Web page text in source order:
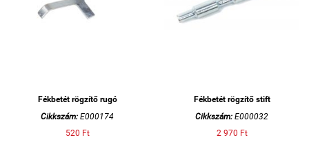
Fékbetét rögzítő rugó
Cikkszám: E000174
520 Ft
Fékbetét rögzítő stift
Cikkszám: E000032
2 970 Ft